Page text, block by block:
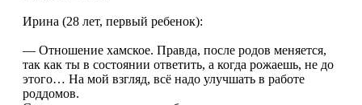
Ирина (28 лет, первый ребенок):
— Отношение хамское. Правда, после родов меняется,
так как ты в состоянии ответить, а когда рожаешь, не до
этого… На мой взгляд, всё надо улучшать в работе
роддомов.